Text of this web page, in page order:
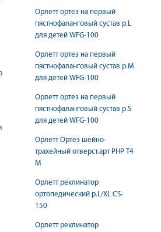
Орлетт ортез на первый
пястнофаланговый сустав р.L
для детей WFG-100
Орлетт ортез на первый
пястнофаланговый сустав р.M
для детей WFG-100
Орлетт ортез на первый
пястнофаланговый сустав р.S
для детей WFG-100
Орлетт Ортез шейно-
трахейный отверст.арт РНР Т4
М
Орлетт реклинатор
ортопедический р.L/XL CS-
150
Орлетт реклинатор